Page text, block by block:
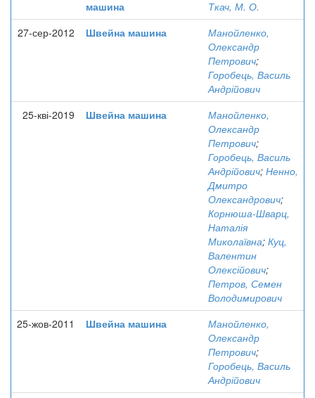
машина
Ткач, М. О.
27-сер-2012
Швейна машина
Манойленко,
Олександр
Петрович;
Горобець, Василь
Андрійович
25-кві-2019
Швейна машина
Манойленко,
Олександр
Петрович;
Горобець, Василь
Андрійович; Ненно,
Дмитро
Олександрович;
Корнюша-Шварц,
Наталія
Миколаївна; Куц,
Валентин
Олексійович;
Петров, Семен
Володимирович
25-жов-2011
Швейна машина
Манойленко,
Олександр
Петрович;
Горобець, Василь
Андрійович